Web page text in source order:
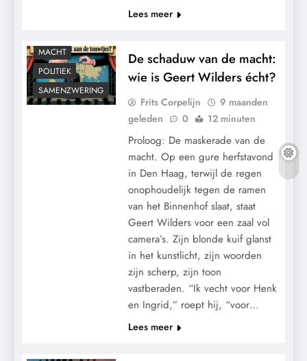
Lees meer
MACHT
POLITIEK
SAMENZWERING
De schaduw van de macht:
wie is Geert Wilders écht?
Frits Corpelijn
9 maanden
geleden
0 12 minuten
Proloog: De maskerade van de
macht. Op een gure herfstavond
in Den Haag, terwijl de regen
onophoudelijk tegen de ramen
van het Binnenhof slaat, staat
Geert Wilders voor een zaal vol
camera’s. Zijn blonde kuif glanst
in het kunstlicht, zijn woorden
zijn scherp, zijn toon
vastberaden. “Ik vecht voor Henk
en Ingrid,” roept hij, “voor…
Lees meer